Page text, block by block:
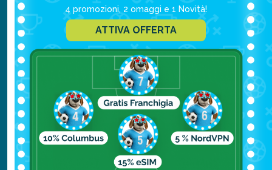
nel porto dell’isola di Zut, la seconda per
grandezza.
Stesso discorso per hotel, b&b, ristoranti e
locali, del tutto assenti. Tutto ciò che è
possibile trovare sono delle trattorie
davvero “primordiali”, nelle quali riscoprire il
sapore più puro delle primizie appena
pescate, cucinate dalle mani esperte dei
4 promozioni, 2 omaggi e 1 Novità!
ATTIVA OFFERTA